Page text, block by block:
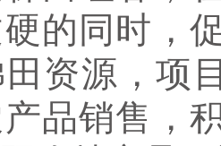
的同时，
资源，项
品销售，